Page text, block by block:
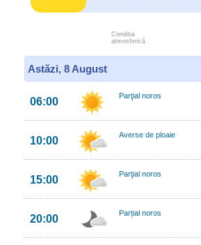
Conditia
atmosferică
Astăzi, 8 August
06:00 Parţial noros
10:00 Averse de ploaie
15:00 Parţial noros
20:00 Parțial noros